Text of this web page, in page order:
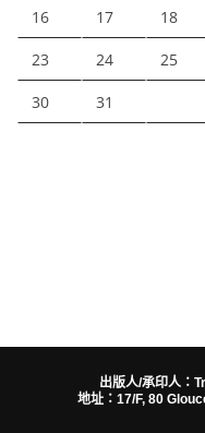
16 17 18
23 24 25
30 31
出版人/承印人：
地址：17/F, 80